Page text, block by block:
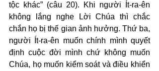
tộc khác” (câu 20). Khi người Ít-ra-ên
không lắng nghe Lời Chúa thì chắc
chắn họ bị thế gian ảnh hưởng. Thứ ba,
người Ít-ra-ên muốn chính mình quyết
định cuộc đời mình chứ không muốn
Chúa, họ muốn kiểm soát và điều khiển